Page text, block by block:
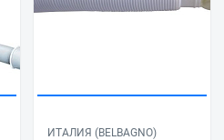
ИТАЛИЯ (BELBAGNO)